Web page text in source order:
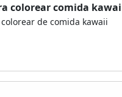
colorear comida
de comida kawaii